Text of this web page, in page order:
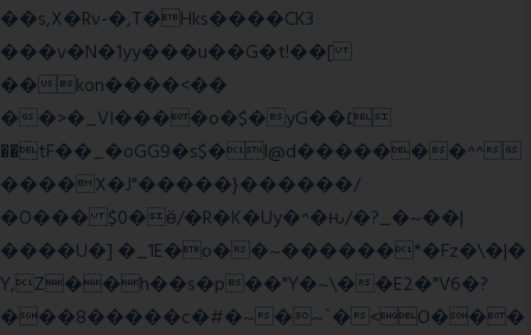
��s,X�Rv-�,T�Hks����CK3
���v�N�1yy���u��G�t!��[
��kon����<��
��>�_VI����o�$�yG��׆
��tF��_�oGG9�s$�l@d�������^^
����X�J"�����}������/
�O��� $0�ӫ/�R�K�Uy�^�ԋ/�?_�~��|
����U�] �_1E�o��~������*�Fz�\�|�
Y,Z��h��s�p��"Y�~\��E2�"V6�?
���8�����c�#�~�~`�<O���